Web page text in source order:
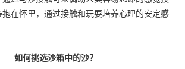
在怀里，通过接触和玩耍培养心理的安定感
如何挑选沙箱中的沙？